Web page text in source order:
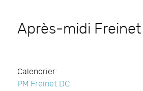
Après-midi Freinet
Calendrier:
PM Freinet DC